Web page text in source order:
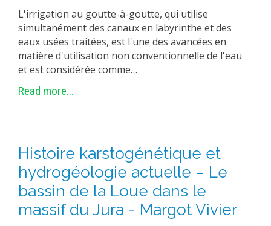
L'irrigation au goutte-à-goutte, qui utilise
simultanément des canaux en labyrinthe et des
eaux usées traitées, est l'une des avancées en
matière d'utilisation non conventionnelle de l'eau
et est considérée comme…
Read more...
Histoire karstogénétique et
hydrogéologie actuelle – Le
bassin de la Loue dans le
massif du Jura - Margot Vivier